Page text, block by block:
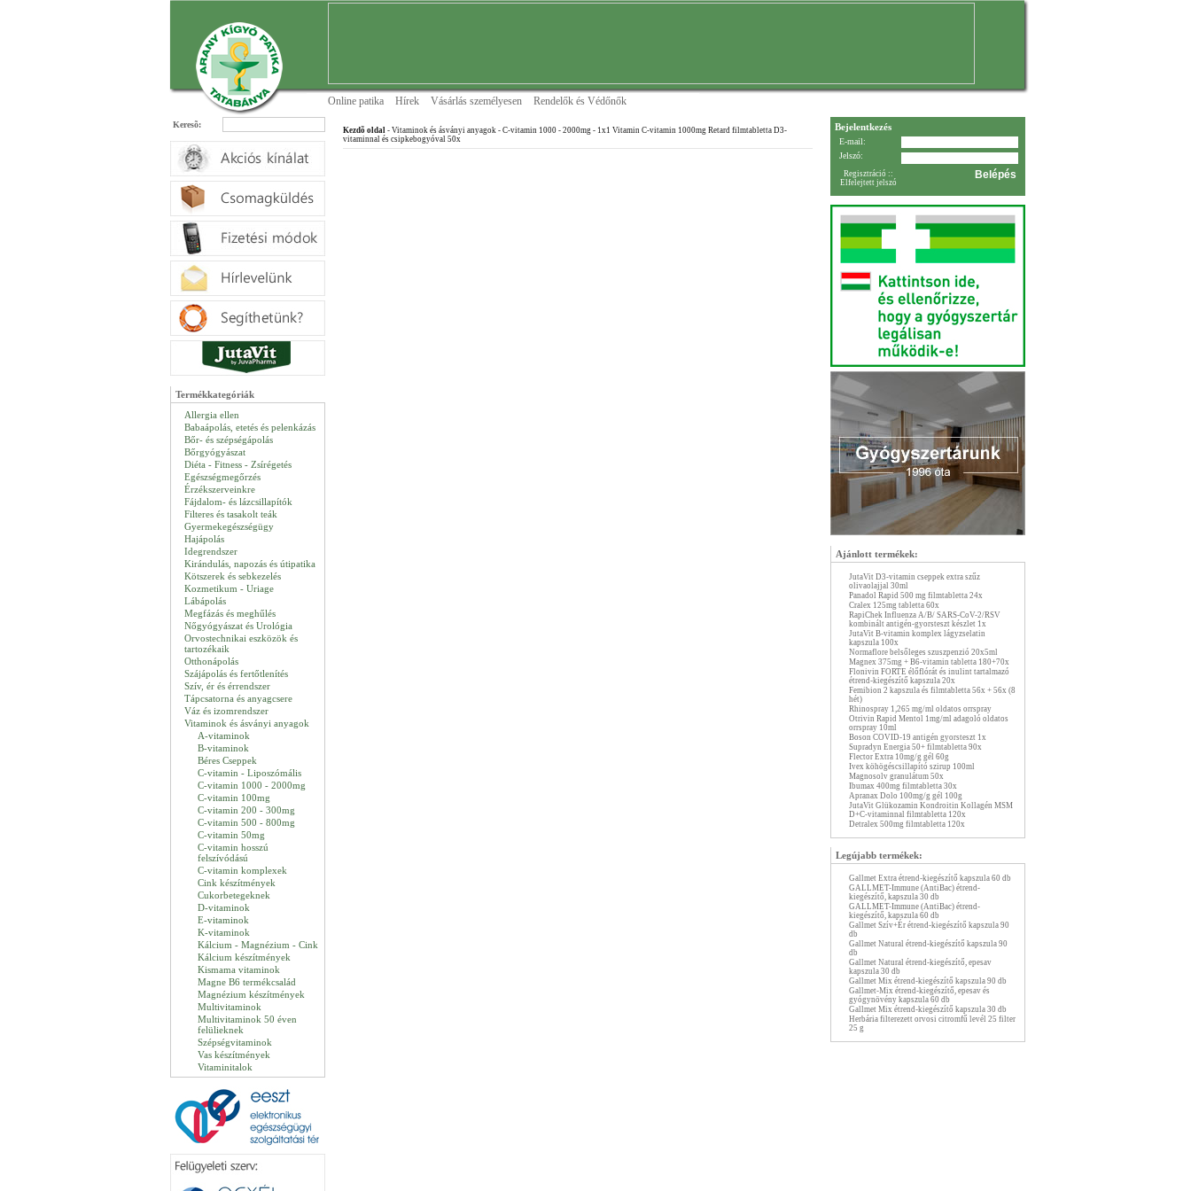
Online patika Hírek Vásárlás személyesen Rendelők és Védőnők
Keresõ:
Termékkategóriák
Allergia ellen
Babaápolás, etetés és pelenkázás
Bőr- és szépségápolás
Bőrgyógyászat
Diéta - Fitness - Zsírégetés
Egészségmegőrzés
Érzékszerveinkre
Fájdalom- és lázcsillapítók
Filteres és tasakolt teák
Gyermekegészségügy
Hajápolás
Idegrendszer
Kirándulás, napozás és útipatika
Kötszerek és sebkezelés
Kozmetikum - Uriage
Lábápolás
Megfázás és meghűlés
Nőgyógyászat és Urológia
Orvostechnikai eszközök és
tartozékaik
Otthonápolás
Szájápolás és fertőtlenítés
Szív, ér és érrendszer
Tápcsatorna és anyagcsere
Váz és izomrendszer
Vitaminok és ásványi anyagok
A-vitaminok
B-vitaminok
Béres Cseppek
C-vitamin - Liposzómális
C-vitamin 1000 - 2000mg
C-vitamin 100mg
C-vitamin 200 - 300mg
C-vitamin 500 - 800mg
C-vitamin 50mg
C-vitamin hosszú
felszívódású
C-vitamin komplexek
Cink készítmények
Cukorbetegeknek
D-vitaminok
E-vitaminok
K-vitaminok
Kálcium - Magnézium - Cink
Kálcium készítmények
Kismama vitaminok
Magne B6 termékcsalád
Magnézium készítmények
Multivitaminok
Multivitaminok 50 éven
felülieknek
Szépségvitaminok
Vas készítmények
Vitaminitalok
Kezdõ oldal - Vitaminok és ásványi anyagok - C-vitamin 1000 - 2000mg - 1x1 Vitamin C-vitamin 1000mg Retard filmtabletta D3-
vitaminnal és csipkebogyóval 50x
Bejelentkezés
E-mail:
Jelszó:
Regisztráció ::
Elfelejtett jelszó
Ajánlott termékek:
JutaVit D3-vitamin cseppek extra szűz
olivaolajjal 30ml
Panadol Rapid 500 mg filmtabletta 24x
Cralex 125mg tabletta 60x
RapiChek Influenza A/B/ SARS-CoV-2/RSV
kombinált antigén-gyorsteszt készlet 1x
JutaVit B-vitamin komplex lágyzselatin
kapszula 100x
Normaflore belsőleges szuszpenzió 20x5ml
Magnex 375mg + B6-vitamin tabletta 180+70x
Flonivin FORTE élőflórát és inulint tartalmazó
étrend-kiegészítő kapszula 20x
Femibion 2 kapszula és filmtabletta 56x + 56x (8
hét)
Rhinospray 1,265 mg/ml oldatos orrspray
Otrivin Rapid Mentol 1mg/ml adagoló oldatos
orrspray 10ml
Boson COVID-19 antigén gyorsteszt 1x
Supradyn Energia 50+ filmtabletta 90x
Flector Extra 10mg/g gél 60g
Ivex köhögéscsillapító szirup 100ml
Magnosolv granulátum 50x
Ibumax 400mg filmtabletta 30x
Apranax Dolo 100mg/g gél 100g
JutaVit Glükozamin Kondroitin Kollagén MSM
D+C-vitaminnal filmtabletta 120x
Detralex 500mg filmtabletta 120x
Legújabb termékek:
Gallmet Extra étrend-kiegészítő kapszula 60 db
GALLMET-Immune (AntiBac) étrend-
kiegészítő, kapszula 30 db
GALLMET-Immune (AntiBac) étrend-
kiegészítő, kapszula 60 db
Gallmet Szív+Ér étrend-kiegészítő kapszula 90
db
Gallmet Natural étrend-kiegészítő kapszula 90
db
Gallmet Natural étrend-kiegészítő, epesav
kapszula 30 db
Gallmet Mix étrend-kiegészítő kapszula 90 db
Gallmet-Mix étrend-kiegészítő, epesav és
gyógynövény kapszula 60 db
Gallmet Mix étrend-kiegészítő kapszula 30 db
Herbária filterezett orvosi citromfű levél 25 filter
25 g